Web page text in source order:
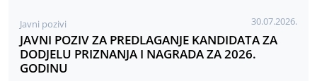
Javni pozivi 30.07.2026.
JAVNI POZIV ZA PREDLAGANJE KANDIDATA ZA
DODJELU PRIZNANJA I NAGRADA ZA 2026.
GODINU